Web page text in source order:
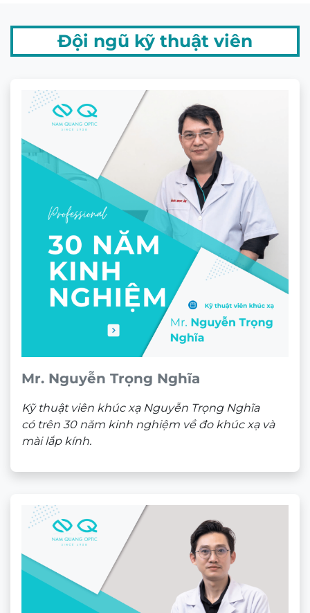
Đội ngũ kỹ thuật viên
Mr. Nguyễn Trọng Nghĩa
Kỹ thuật viên khúc xạ Nguyễn Trọng Nghĩa
có trên 30 năm kinh nghiệm về đo khúc xạ và
mài lắp kính.